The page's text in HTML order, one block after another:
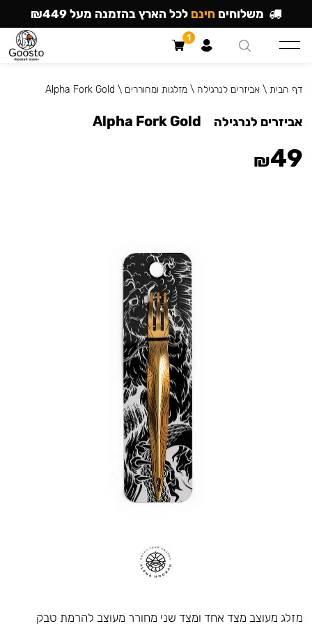
מזלג מעוצב מצד אחד ומצד שני מחורר מעוצב להרמת טבק
דף הבית \אביזרים לנרגילה \מזלגות ומחוררים \
Alpha Fork Gold
אביזרים לנרגילה Alpha Fork Gold
₪49
משלוחים חינם לכל הארץ בהזמנה מעל ₪449
1